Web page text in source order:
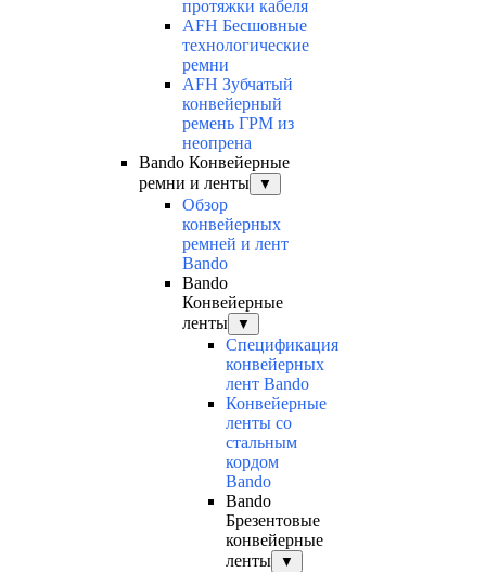
протяжки кабеля
AFH Бесшовные
технологические
ремни
AFH Зубчатый
конвейерный
ремень ГРМ из
неопрена
Bando Конвейерные
ремни и ленты
▼
Обзор
конвейерных
ремней и лент
Bando
Bando
Конвейерные
ленты
▼
Спецификация
конвейерных
лент Bando
Конвейерные
ленты со
стальным
кордом
Bando
Bando
Брезентовые
конвейерные
ленты
▼